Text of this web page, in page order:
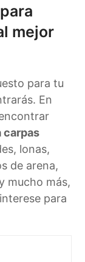
mejor
para tu
En
carpas
lonas,
de arena,
mucho más,
para